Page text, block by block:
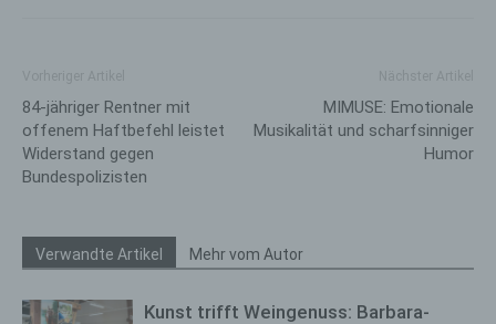
84-jähriger Rentner mit
offenem Haftbefehl leistet
Widerstand gegen
Bundespolizisten
MIMUSE: Emotionale
Musikalität und scharfsinniger
Humor
Verwandte Artikel Mehr vom Autor
Kunst trifft Weingenuss: Barbara-